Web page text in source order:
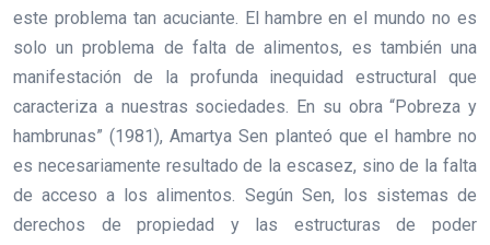
este problema tan acuciante. El hambre en el mundo no es
solo un problema de falta de alimentos, es también una
manifestación de la profunda inequidad estructural que
caracteriza a nuestras sociedades. En su obra “Pobreza y
hambrunas” (1981), Amartya Sen planteó que el hambre no
es necesariamente resultado de la escasez, sino de la falta
de acceso a los alimentos. Según Sen, los sistemas de
derechos de propiedad y las estructuras de poder